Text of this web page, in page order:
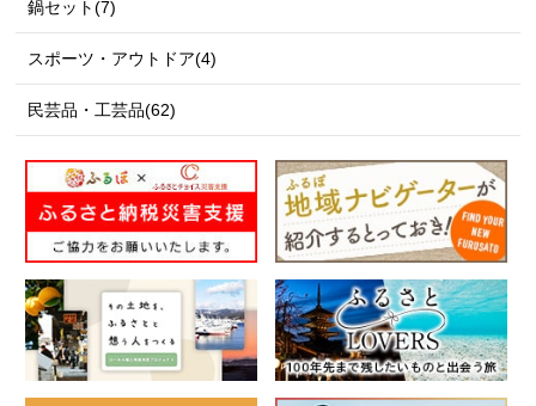
鍋セット(7)
スポーツ・アウトドア(4)
民芸品・工芸品(62)